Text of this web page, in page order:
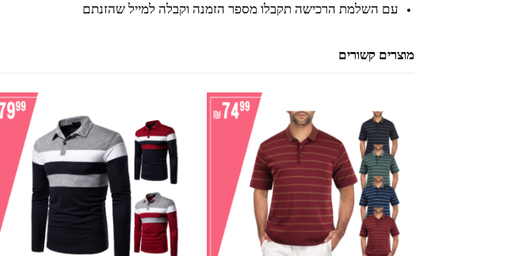
עם השלמת הרכישה תקבלו מספר הזמנה וקבלה למייל שהזנתם
מוצרים קשורים